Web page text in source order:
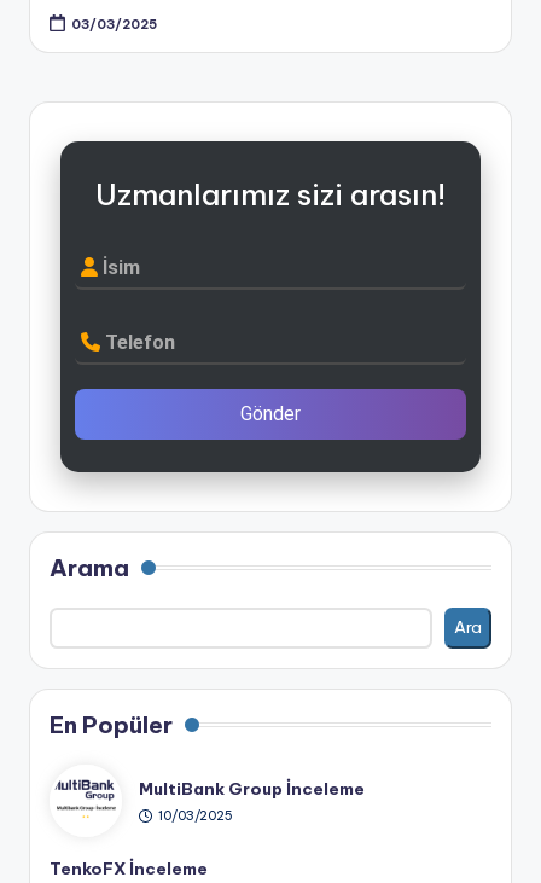
03/03/2025
Uzmanlarımız sizi arasın!
İsim
Telefon
Gönder
Arama
Ara
En Popüler
MultiBank Group İnceleme
10/03/2025
TenkoFX İnceleme